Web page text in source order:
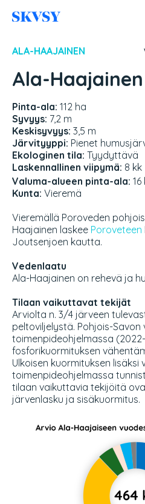
sisältöön
ALA-HAAJAINEN
Ala-Haajainen
Pinta-ala: 112 ha
Syvyys: 7,2 m
Keskisyvyys: 3,5 m
Järvityyppi: Pienet
Ekologinen tila: Tyydyttävä
Laskennallinen viipymä: 8 kk
Valuma-alueen pinta-ala: 16
Kunta: Vieremä
Vieremällä Poroveden
Haajainen laskee Poroveteen
Joutsenjoen kautta.
Vedenlaatu
Ala-Haajainen on rehevä ja
Tilaan vaikuttavat tekijät
Arviolta n. 3/4 järveen
peltoviljelystä. Pohjois-Savon
toimenpideohjelmassa
fosforikuormituksen
Ulkoisen kuormituksen lisäksi
toimenpideohjelmassa
tilaan vaikuttavia tekijöitä
järvenlasku ja sisäkuormitus.